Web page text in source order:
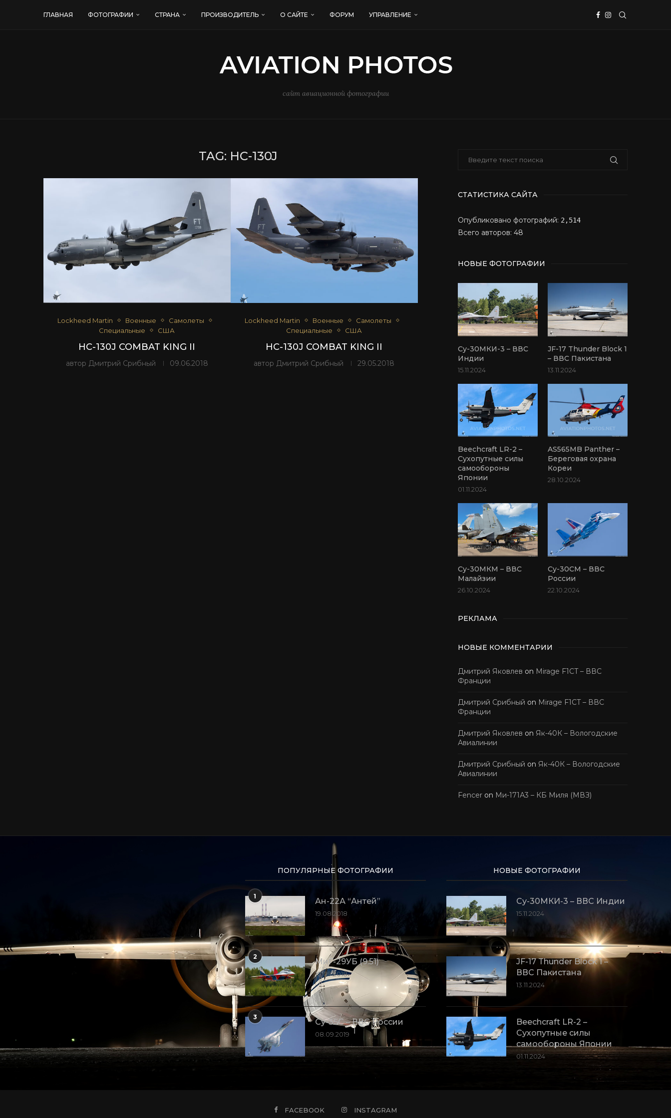
ГЛАВНАЯ ФОТОГРАФИИ СТРАНА ПРОИЗВОДИТЕЛЬ О САЙТЕ ФОРУМ УПРАВЛЕНИЕ
сайт авиационной фотографии
TAG: HC-130J
Lockheed Martin Военные
Самолеты
Специальные
США
HC-130J COMBAT KING II
автор Дмитрий Срибный 09.06.2018
Lockheed Martin Военные
Самолеты
Специальные
США
HC-130J COMBAT KING II
автор Дмитрий Срибный 29.05.2018
СТАТИСТИКА САЙТА
Опубликовано фотографий: 2,514
Всего авторов: 48
НОВЫЕ ФОТОГРАФИИ
Су-30МКИ-3 – ВВС
Индии
15.11.2024
JF-17 Thunder Block 1
– ВВС Пакистана
13.11.2024
Beechcraft LR-2 –
Сухопутные силы
самообороны
Японии
01.11.2024
AS565MB Panther –
Береговая охрана
Кореи
28.10.2024
Су-30МКМ – ВВС
Малайзии
26.10.2024
Су-30СМ – ВВС
России
22.10.2024
РЕКЛАМА
НОВЫЕ КОММЕНТАРИИ
Дмитрий Яковлев on Mirage F1CT – ВВС
Франции
Дмитрий Срибный on Mirage F1CT – ВВС
Франции
Дмитрий Яковлев on Як-40К – Вологодские
Авиалинии
Дмитрий Срибный on Як-40К – Вологодские
Авиалинии
Fencer on Ми-171А3 – КБ Миля (МВЗ)
ПОПУЛЯРНЫЕ ФОТОГРАФИИ
1
Ан-22А “Антей”
19.08.2018
2
МиГ-29УБ (9.51)
10.09.2018
3
Су-35С – ВВС России
08.09.2019
НОВЫЕ ФОТОГРАФИИ
Су-30МКИ-3 – ВВС Индии
15.11.2024
JF-17 Thunder Block 1 –
ВВС Пакистана
13.11.2024
Beechcraft LR-2 –
Сухопутные силы
самообороны Японии
01.11.2024
FACEBOOK INSTAGRAM